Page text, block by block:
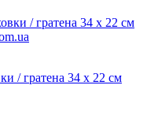
/ гратена 34 x 22 см